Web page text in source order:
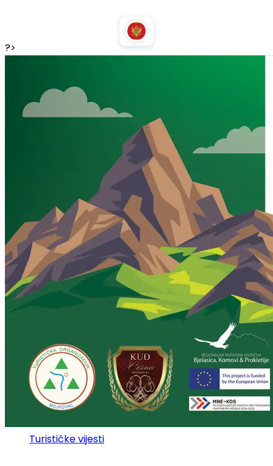
?>
Turističke vijesti